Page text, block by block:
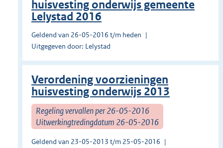
huisvesting onderwijs gemeente
Lelystad 2016
Geldend van 26-05-2016 t/m heden
Uitgegeven door: Lelystad
Verordening voorzieningen
huisvesting onderwijs 2013
Regeling vervallen per 26-05-2016
Uitwerkingtredingdatum 26-05-2016
Geldend van 23-05-2013 t/m 25-05-2016